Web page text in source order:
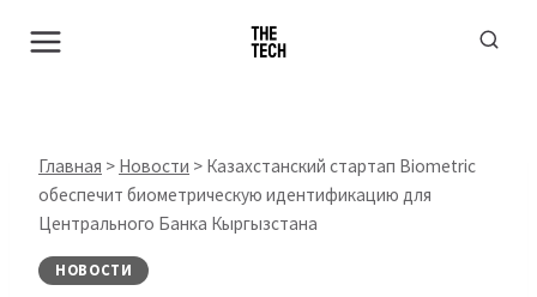
Главная > Новости > Казахстанский стартап Biometric
обеспечит биометрическую идентификацию для
Центрального Банка Кыргызстана
НОВОСТИ